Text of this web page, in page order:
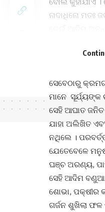
ନାଦାଧିନୋ ମତଃ
ନକ୍ଷତ୍ରର
ସେବେଠାରୁ
ମାନେ ସୂର୍ଯ୍ୟଙ୍କ
ସେହି ଆଘାତ
ଯାହା ଅଲିଖିତ
ନଥିଲେ ।
ଯେତେବେଳେ
ଘଞ୍ଚ ଅରଣ୍ୟ,
ସେହି ଆଦିମ
ଶୋଭା, ପକ୍ଷୀର
ଗର୍ଜନ ଶୁଖିଲା